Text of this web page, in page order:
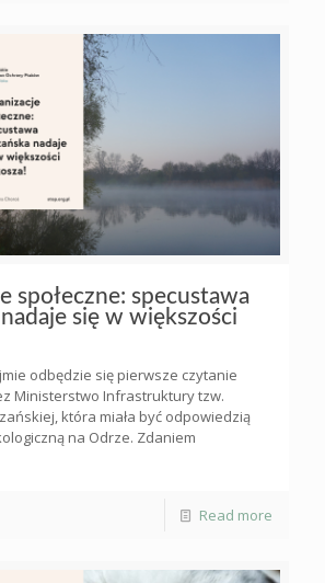
społeczne: specustawa
się w większości
odbędzie się pierwsze czytanie
Ministerstwo Infrastruktury tzw.
która miała być odpowiedzią
na Odrze. Zdaniem
Read more